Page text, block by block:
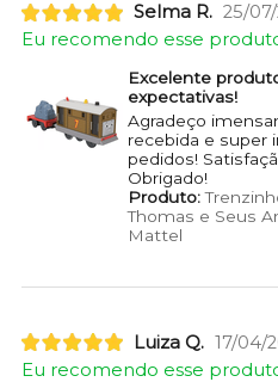
Selma R. 25/
Eu recomendo esse
Excelente
expectativas!
Agradeço
recebida e super
pedidos!
Obrigado!
Produto:
Thomas e Seus
Mattel
Luiza Q. 17/04/
Eu recomendo esse